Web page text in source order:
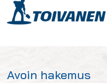
Avoin hakemus